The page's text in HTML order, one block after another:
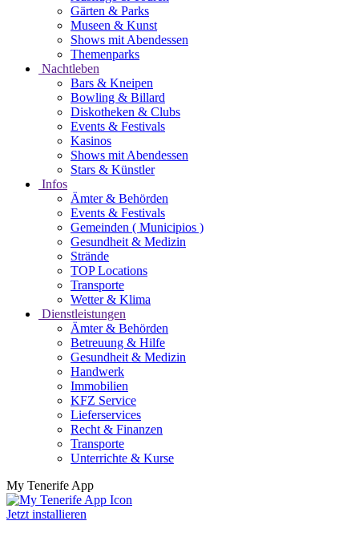
Gärten & Parks
Museen & Kunst
Shows mit Abendessen
Themenparks
Nachtleben
Bars & Kneipen
Bowling & Billard
Diskotheken & Clubs
Events & Festivals
Kasinos
Shows mit Abendessen
Stars & Künstler
Infos
Ämter & Behörden
Events & Festivals
Gemeinden ( Municipios )
Gesundheit & Medizin
Strände
TOP Locations
Transporte
Wetter & Klima
Dienstleistungen
Ämter & Behörden
Betreuung & Hilfe
Gesundheit & Medizin
Handwerk
Immobilien
KFZ Service
Lieferservices
Recht & Finanzen
Transporte
Unterrichte & Kurse
My Tenerife App
Jetzt installieren